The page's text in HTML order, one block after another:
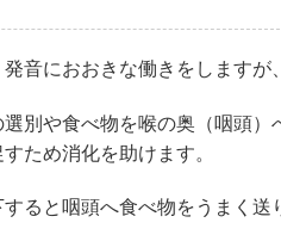
音におおきな働きをしますが
別や食べ物を喉の奥（咽頭
ため消化を助けます。
ると咽頭へ食べ物をうまく送